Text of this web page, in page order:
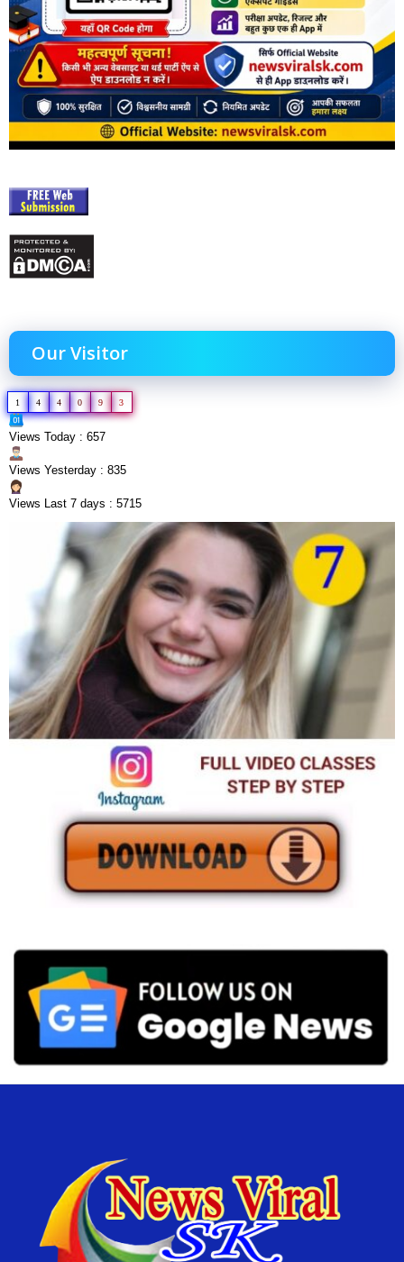
Our Visitor
1 4 4 0 9 3
Views Today : 657
Views Yesterday : 835
Views Last 7 days : 5715